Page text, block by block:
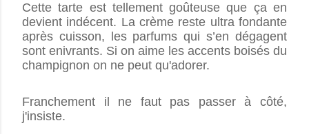
Cette tarte est tellement goûteuse que ça en
devient indécent. La crème reste ultra fondante
après cuisson, les parfums qui s’en dégagent
sont enivrants. Si on aime les accents boisés du
champignon on ne peut qu'adorer.
Franchement il ne faut pas passer à côté,
j'insiste.